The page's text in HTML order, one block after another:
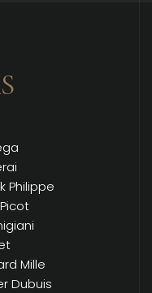
Philippe
Mille
Dubuis